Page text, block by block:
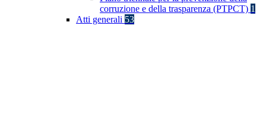
corruzione e della trasparenza (PTPCT) 1
Atti generali 53